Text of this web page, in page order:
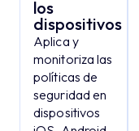
los
dispositivos
Aplica y
monitoriza las
políticas de
seguridad en
dispositivos